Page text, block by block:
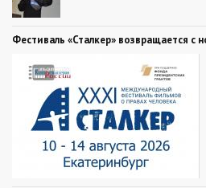
Фестиваль «Сталкер» возвращается